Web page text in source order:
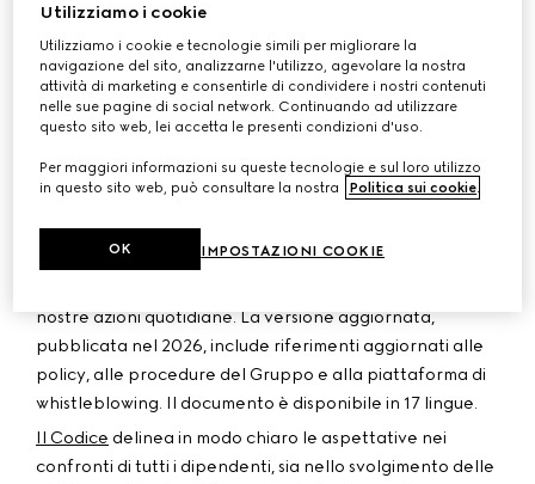
indispensabile per la crescita sostenibile del business.
Questa cultura si fonda sul rispetto delle leggi e dei
regolamenti, oltre che sull’impegno quotidiano di
ciascun dipendente verso i valori del Gruppo. Kering
adotta una politica di tolleranza zero nei confronti della
corruzione e di qualsiasi violazione dei principi di
integrità.
Dal 2005, sulla scia della Carta Etica adottata nel 1996,
il Codice Etico di Kering definisce i principi fondamentali
nostre azioni quotidiane. La versione aggiornata,
pubblicata nel 2026, include riferimenti aggiornati alle
policy, alle procedure del Gruppo e alla piattaforma di
whistleblowing. Il documento è disponibile in 17 lingue.
Il Codice delinea in modo chiaro le aspettative nei
confronti di tutti i dipendenti, sia nello svolgimento delle
Utilizziamo i cookie
Utilizziamo i cookie e tecnologie simili per migliorare la
navigazione del sito, analizzarne l'utilizzo, agevolare la nostra
attività di marketing e consentirle di condividere i nostri contenuti
nelle sue pagine di social network. Continuando ad utilizzare
questo sito web, lei accetta le presenti condizioni d'uso.
Per maggiori informazioni su queste tecnologie e sul loro utilizzo
in questo sito web, può consultare la nostra
Politica sui cookie.
IMPOSTAZIONI COOKIE
OK